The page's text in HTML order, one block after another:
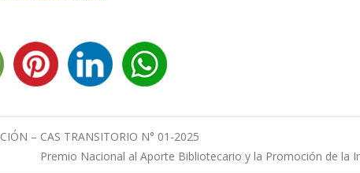
– CAS TRANSITORIO N° 01-2025
Premio Nacional al Aporte Bibliotecario y la Promoción de la